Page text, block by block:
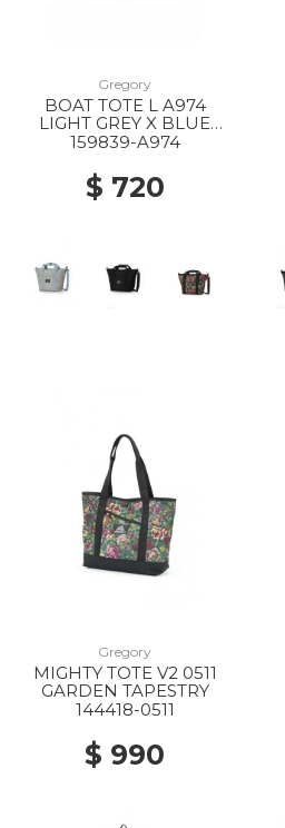
Gregory
BOAT TOTE L A974
LIGHT GREY X BLUE
GREY
159839-A974
$ 720
Gregory
MIGHTY TOTE V2 0511
GARDEN TAPESTRY
144418-0511
$ 990